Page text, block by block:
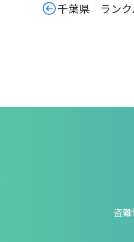
千葉県 ラン
盗難